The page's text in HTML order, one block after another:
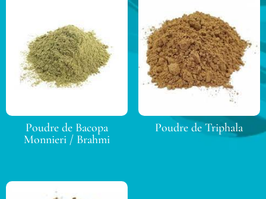
Poudre de Bacopa
Monnieri / Brahmi
Poudre de Triphala